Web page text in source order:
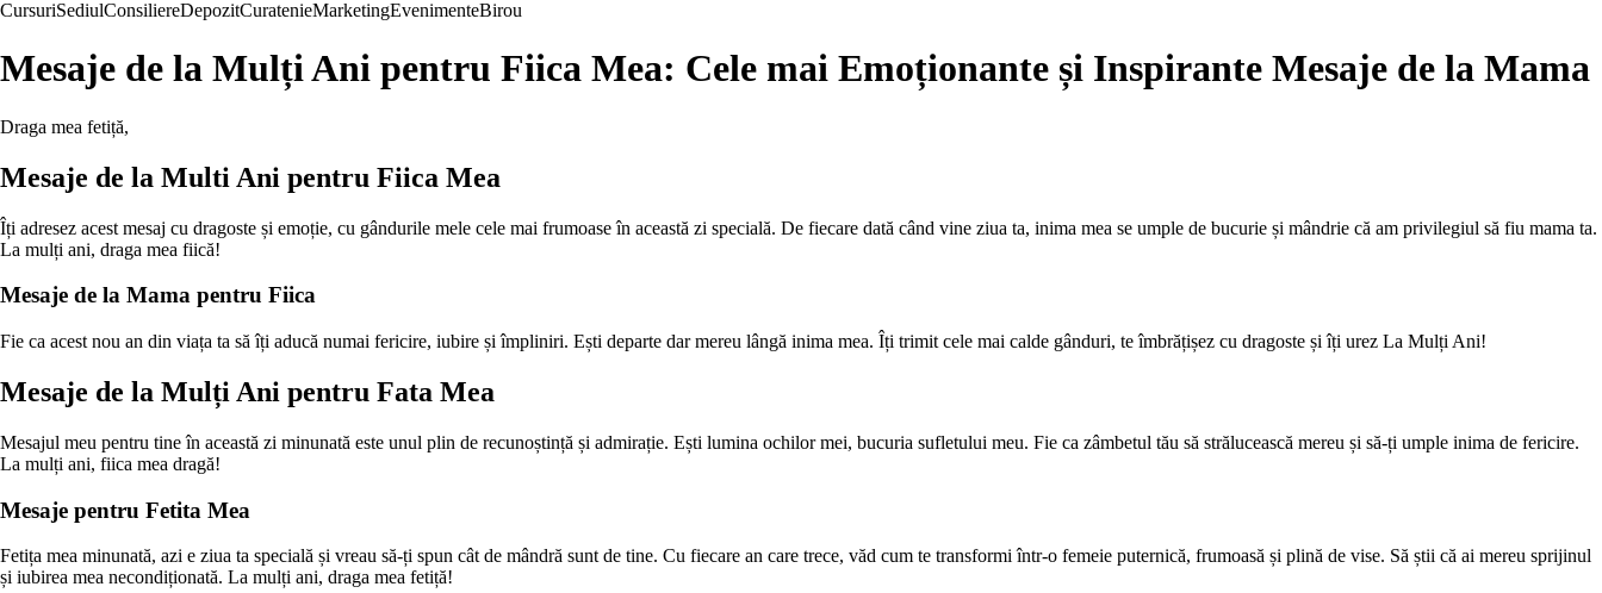
CursuriSediulConsiliereDepozitCuratenieMarketingEvenimenteBirou
Mesaje de la Mulți Ani pentru Fiica Mea: Cele mai Emoționante și Inspirante Mesaje de la Mama
Draga mea fetiță,
Mesaje de la Multi Ani pentru Fiica Mea
Îți adresez acest mesaj cu dragoste și emoție, cu gândurile mele cele mai frumoase în această zi specială. De fiecare dată când vine ziua ta, inima mea se umple de bucurie și mândrie că am privilegiul să fiu mama ta.
La mulți ani, draga mea fiică!
Mesaje de la Mama pentru Fiica
Fie ca acest nou an din viața ta să îți aducă numai fericire, iubire și împliniri. Ești departe dar mereu lângă inima mea. Îți trimit cele mai calde gânduri, te îmbrățișez cu dragoste și îți urez La Mulți Ani!
Mesaje de la Mulți Ani pentru Fata Mea
Mesajul meu pentru tine în această zi minunată este unul plin de recunoștință și admirație. Ești lumina ochilor mei, bucuria sufletului meu. Fie ca zâmbetul tău să strălucească mereu și să-ți umple inima de fericire.
La mulți ani, fiica mea dragă!
Mesaje pentru Fetita Mea
Fetița mea minunată, azi e ziua ta specială și vreau să-ți spun cât de mândră sunt de tine. Cu fiecare an care trece, văd cum te transformi într-o femeie puternică, frumoasă și plină de vise. Să știi că ai mereu sprijinul
și iubirea mea necondiționată. La mulți ani, draga mea fetiță!